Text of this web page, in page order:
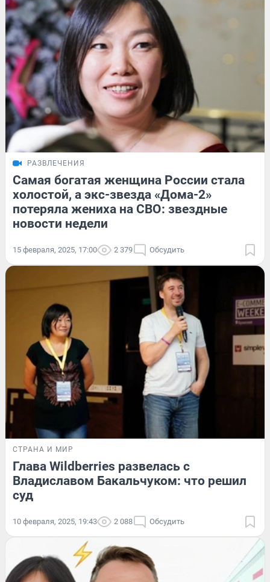
РАЗВЛЕЧЕНИЯ
Самая богатая женщина России стала
холостой, а экс-звезда «Дома-2»
потеряла жениха на СВО: звездные
новости недели
15 февраля, 2025, 17:00 2 379 Обсудить
СТРАНА И МИР
Глава Wildberries развелась с
Владиславом Бакальчуком: что решил
суд
10 февраля, 2025, 19:43 2 088 Обсудить